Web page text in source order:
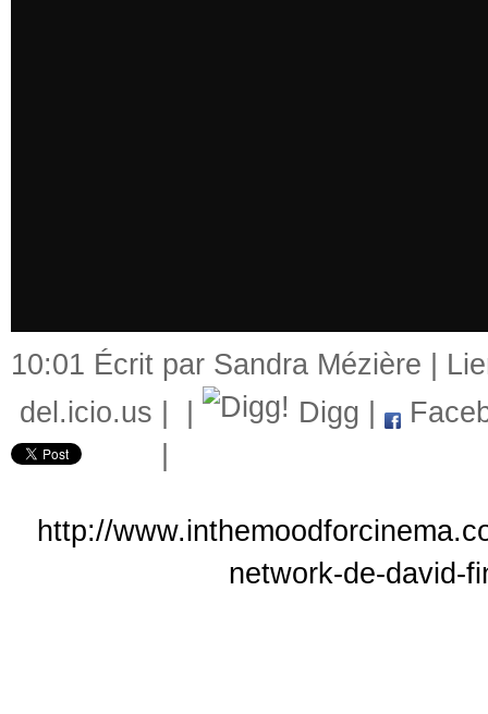
10:01 Écrit par Sandra Mézière |
del.icio.us
Digg
http://
network-de-david-